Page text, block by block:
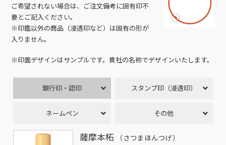
ご希望されない場合は、ご注文備考に固有印不
要とご記入ください。
※印鑑以外の商品（浸透印など）は固有の形が
入りません。
※印面デザインはサンプルです。貴社の名称でデザインいたします。
銀行印・認印 スタンプ印（浸透印）
ネームペン その他
薩摩本柘 （さつまほんつげ）